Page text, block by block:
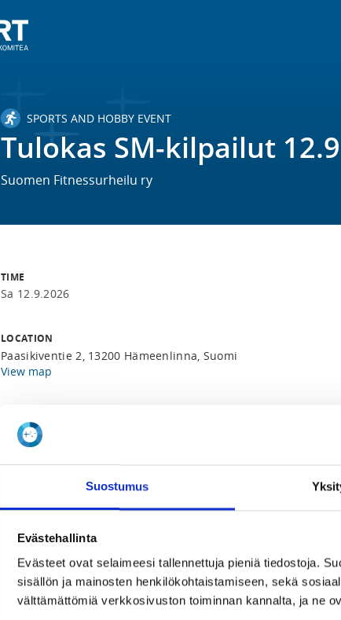
Suostumus
Evästehallinta
Evästeet ovat selaimeesi tallennettuja pieniä tiedostoja.
sisällön ja mainosten henkilökohtaistamiseen, sekä
välttämättömiä verkkosivuston toiminnan kannalta, ja ne
SPORTS AND HOBBY EVENT
Tulokas SM-kilpailut
Suomen Fitnessurheilu ry
TIME
Sa 12.9.2026
LOCATION
Paasikiventie 2, 13200 Hämeenlinna, Suomi
View map
Hämeenlinna
Acrobatic fitness, Artistic Fitness, Bikini fitness, Body fitness,
bodybuilding, Classic physique, Fit model, Men's physique,
wheelchair physique
REGISTRATION PERIOD
Mo 1.6.2026 at 00:01 - Tu 30.6.2026 at 23:59